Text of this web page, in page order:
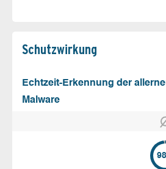
Schutz­wirkung
Echtzeit-Erkennung der
Malware